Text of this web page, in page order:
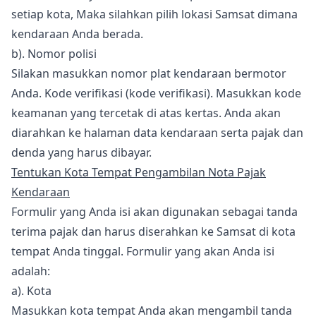
setiap kota, Maka silahkan pilih lokasi Samsat dimana
kendaraan Anda berada.
b). Nomor polisi
Silakan masukkan nomor plat kendaraan bermotor
Anda. Kode verifikasi (kode verifikasi). Masukkan kode
keamanan yang tercetak di atas kertas. Anda akan
diarahkan ke halaman data kendaraan serta pajak dan
denda yang harus dibayar.
Tentukan Kota Tempat Pengambilan Nota Pajak
Kendaraan
Formulir yang Anda isi akan digunakan sebagai tanda
terima pajak dan harus diserahkan ke Samsat di kota
tempat Anda tinggal. Formulir yang akan Anda isi
adalah:
a). Kota
Masukkan kota tempat Anda akan mengambil tanda